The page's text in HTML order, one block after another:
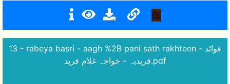
13 - rabeya basri - aagh %2B pani sath rakhteen - فوائد
فریدیہ - خواجہ غلام فرید.pdf